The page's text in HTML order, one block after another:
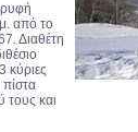
από το
Διαθέτη
κύριες
τους και